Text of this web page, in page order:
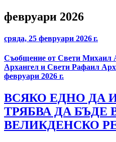
февруари 2026
сряда, 25 февруари 2026 г.
Съобщение от Свети Михаил
Архангел и Свети Рафаил
февруари 2026 г.
ВСЯКО ЕДНО ДА
ТРЯБВА ДА БЪДЕ
ВЕЛИКДЕНСКО